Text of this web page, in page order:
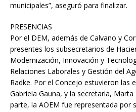
municipales”, aseguró para finalizar.
PRESENCIAS
Por el DEM, además de Calvano y
presentes los subsecretarios de
Modernización, Innovación y
Relaciones Laborales y Gestión del
Radke. Por el Concejo estuvieron las
Gabriela Gauna, y la secretaria,
parte, la AOEM fue representada por